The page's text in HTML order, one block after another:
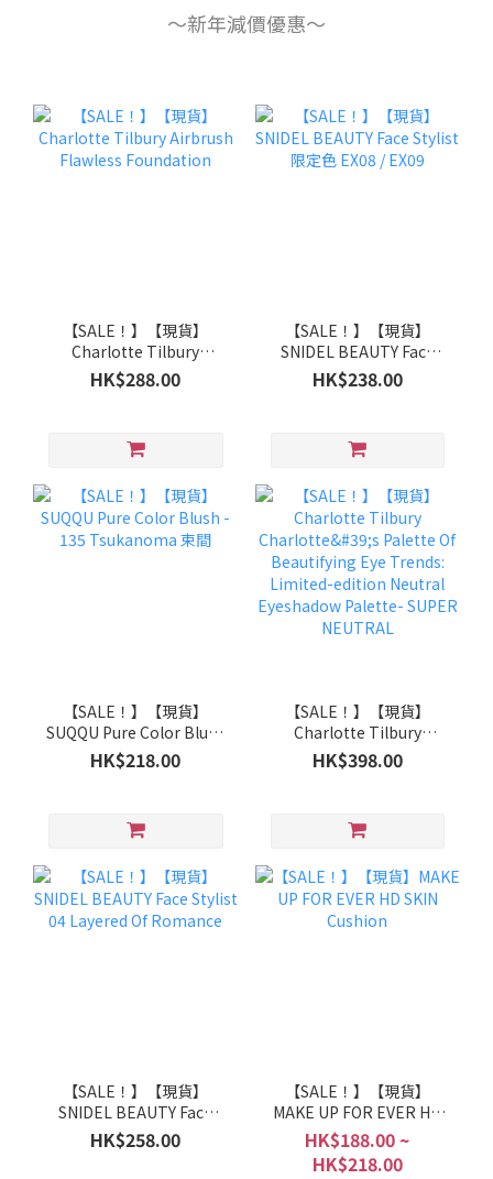
～新年減價優惠～
【SALE！】【現貨】
Charlotte Tilbury
Airbrush Flawless
Foundation
HK$288.00
【SALE！】【現貨】
SNIDEL BEAUTY Face
Stylist 限定色 EX08 /
EX09
HK$238.00
【SALE！】【現貨】
SUQQU Pure Color Blush
- 135 Tsukanoma 束間
HK$218.00
【SALE！】【現貨】
Charlotte Tilbury
Charlotte's Palette Of
Beautifying Eye Trends:
SUPER NEUTRAL
HK$398.00
【SALE！】【現貨】
SNIDEL BEAUTY Face
Stylist 04 Layered Of
Romance
HK$258.00
【SALE！】【現貨】
MAKE UP FOR EVER HD
SKIN Cushion
HK$188.00 ~
HK$218.00